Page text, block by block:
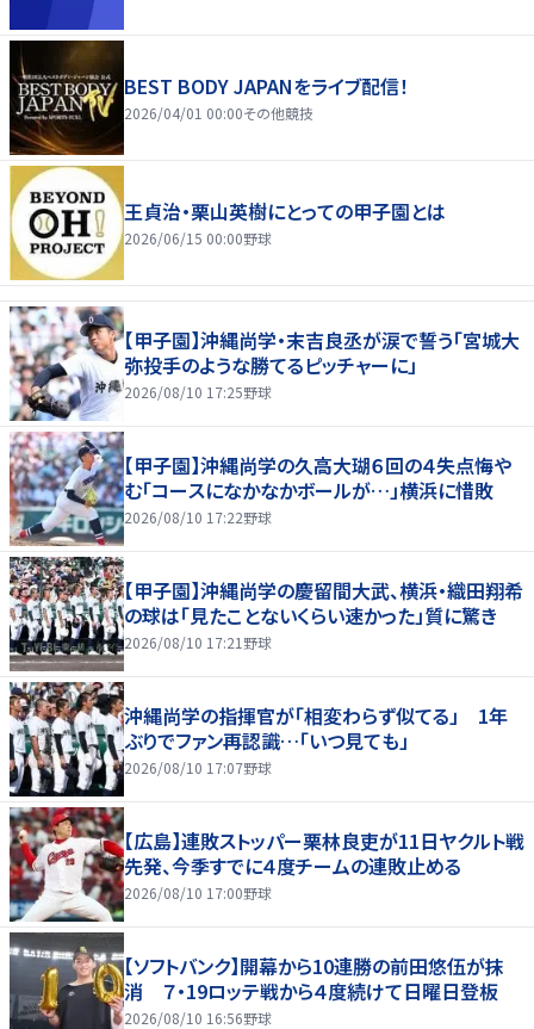
BEST BODY JAPANをライブ配信！
2026/04/01 00:00その他競技
王貞治・栗山英樹にとっての甲子園とは
2026/06/15 00:00野球
【甲子園】沖縄尚学・末吉良丞が涙で誓う「宮城大
弥投手のような勝てるピッチャーに」
2026/08/10 17:25野球
【甲子園】沖縄尚学の久高大瑚６回の４失点悔や
む「コースになかなかボールが…」横浜に惜敗
2026/08/10 17:22野球
【甲子園】沖縄尚学の慶留間大武、横浜・織田翔希
の球は「見たことないくらい速かった」質に驚き
2026/08/10 17:21 野球
沖縄尚学の指揮官が「相変わらず似てる」 1年
ぶりでファン再認識…「いつ見ても」
2026/08/10 17:07野球
【広島】連敗ストッパー栗林良吏が11日ヤクルト戦
先発、今季すでに４度チームの連敗止める
2026/08/10 17:00野球
【ソフトバンク】開幕から10連勝の前田悠伍が抹
消 ７・19ロッテ戦から４度続けて日曜日登板
2026/08/10 16:56野球